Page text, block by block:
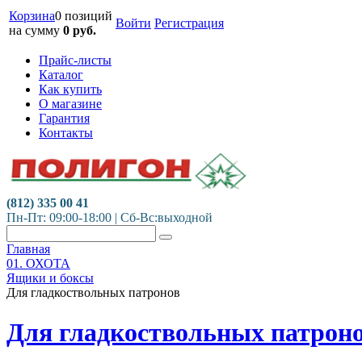
Корзина0 позиций
на сумму 0 руб.
Войти Регистрация
Прайс-листы
Каталог
Как купить
О магазине
Гарантия
Контакты
(812) 335 00 41
Пн-Пт: 09:00-18:00 | Сб-Вс:выходной
Главная
01. ОХОТА
Ящики и боксы
Для гладкоствольных патронов
Для гладкоствольных